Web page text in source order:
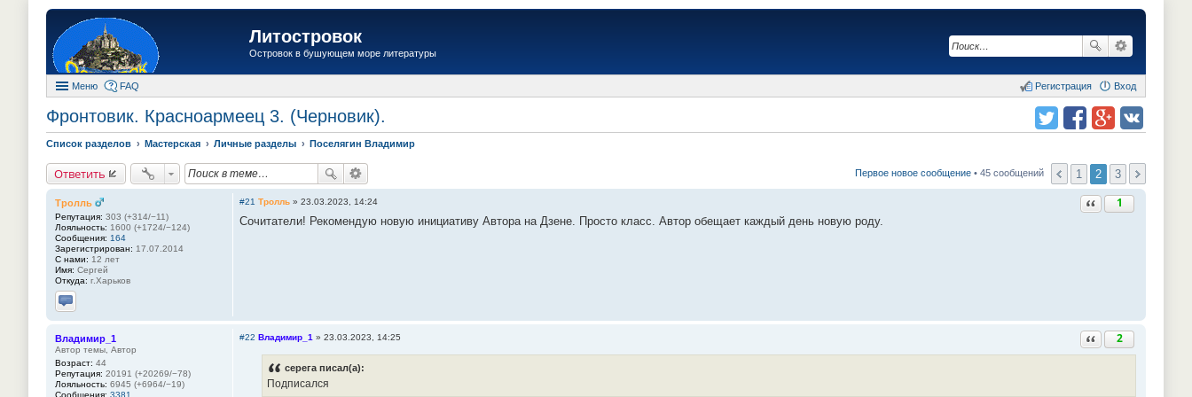
Литостровок
Островок в бушующем море литературы
Меню FAQ Вход
Регистрация
Фронтовик. Красноармеец 3. (Черновик).
Список разделов Мастерская Личные разделы Поселягин Владимир
Ответить Первое новое сообщение • 45 сообщений 1 2 3
Тролль
Репутация: 303 (+314/−11)
Лояльность: 1600 (+1724/−124)
Сообщения: 164
Зарегистрирован: 17.07.2014
С нами: 12 лет
Имя: Сергей
Откуда: г.Харьков
Отправить личное сообщение
Ответить с цитатой
1
#21 Тролль » 23.03.2023, 14:24
Сочитатели! Рекомендую новую инициативу Автора на Дзене. Просто класс. Автор обещает каждый день новую роду.
Владимир_1
Автор темы, Автор
Возраст: 44
Репутация: 20191 (+20269/−78)
Лояльность: 6945 (+6964/−19)
Сообщения: 3381
Ответить с цитатой
2
#22 Владимир_1 » 23.03.2023, 14:25
серега писал(а):
Подписался